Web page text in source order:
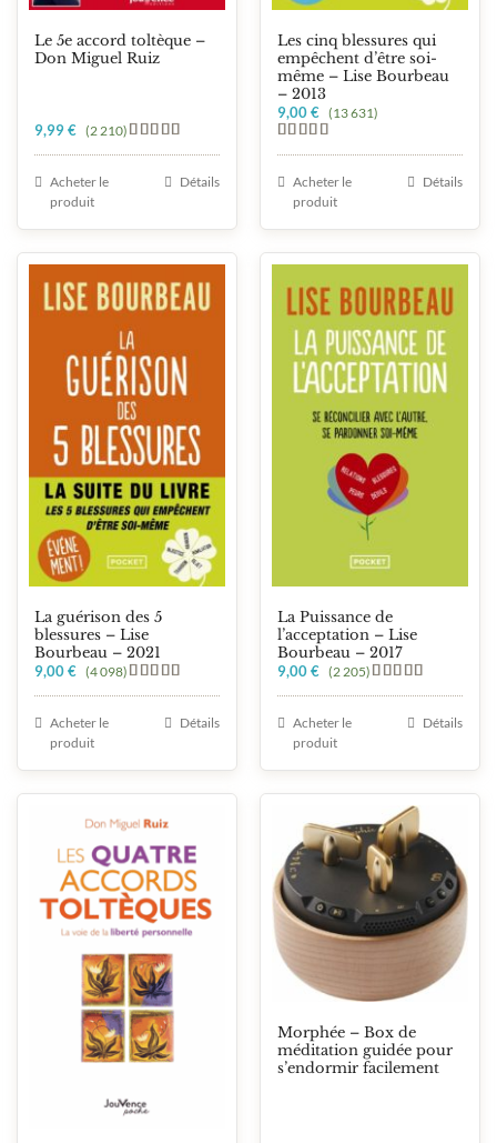
Le 5e accord toltèque –
Don Miguel Ruiz
Note5.00
9,99€ (2 210)
Acheter le
produit
Détails
Les cinq blessures qui
empêchent d’être soi-
même – Lise Bourbeau
– 2013
Note5.00
sur 5
9,00€ (13 631)
Acheter le
produit
Détails
La guérison des 5
blessures – Lise
Bourbeau – 2021
Note5.00
9,00€ (4 098)
Acheter le
produit
Détails
La Puissance de
l’acceptation – Lise
Bourbeau – 2017
Note5.00
9,00€ (2 205)
Acheter le
produit
Détails
Morphée – Box de
méditation guidée pour
s’endormir facilement